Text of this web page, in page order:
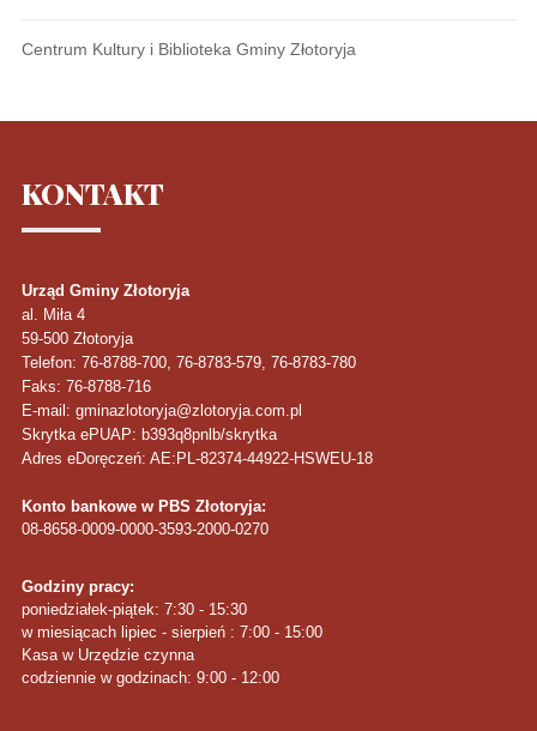
Centrum Kultury i Biblioteka Gminy Złotoryja
KONTAKT
Urząd Gminy Złotoryja
al. Miła 4
59-500 Złotoryja
Telefon: 76-8788-700, 76-8783-579, 76-8783-780
Faks: 76-8788-716
E-mail: gminazlotoryja@zlotoryja.com.pl
Skrytka ePUAP: b393q8pnlb/skrytka
Adres eDoręczeń: AE:PL-82374-44922-HSWEU-18
Konto bankowe w PBS Złotoryja:
08-8658-0009-0000-3593-2000-0270
Godziny pracy:
poniedziałek-piątek: 7:30 - 15:30
w miesiącach lipiec - sierpień : 7:00 - 15:00
Kasa w Urzędzie czynna
codziennie w godzinach: 9:00 - 12:00